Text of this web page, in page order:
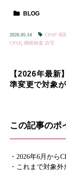
BLOG
2026.05.14 CPAP 保
CPAP
睡眠検査 自宅
【2026年最新
準変更で対象
この記事のポ
・2026年6月から
・これまで対象